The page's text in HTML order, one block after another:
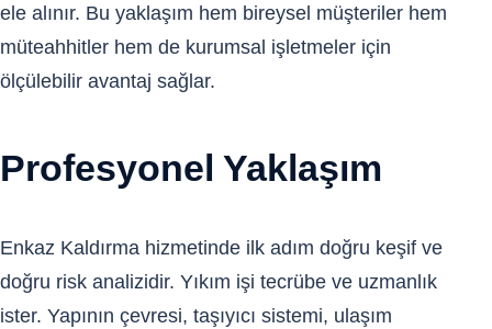
ele alınır. Bu yaklaşım hem bireysel müşteriler hem
müteahhitler hem de kurumsal işletmeler için
ölçülebilir avantaj sağlar.
Profesyonel Yaklaşım
Enkaz Kaldırma hizmetinde ilk adım doğru keşif ve
doğru risk analizidir. Yıkım işi tecrübe ve uzmanlık
ister. Yapının çevresi, taşıyıcı sistemi, ulaşım